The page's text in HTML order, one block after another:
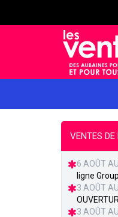
VENTES
6 AOÛT
ligne
3 AOÛT
3 AOÛT